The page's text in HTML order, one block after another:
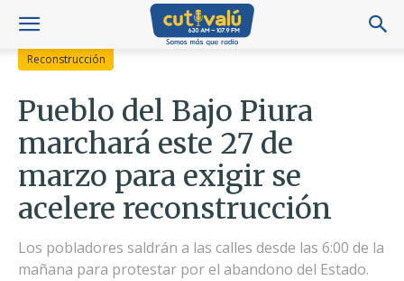
Reconstrucción
Pueblo del Bajo Piura
marchará este 27 de
marzo para exigir se
acelere reconstrucción
Los pobladores saldrán a las calles desde las 6:00 de la
mañana para protestar por el abandono del Estado.